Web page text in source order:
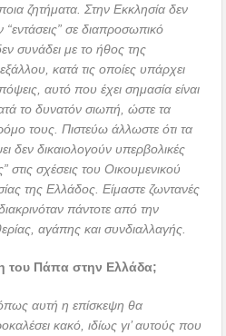
ζητήματα. Στην Εκκλησία δεν
“εντάσεις” σε διαπροσωπικό
συνάδει με το ήθος της
κατά τις οποίες υπάρχει
αυτό που έχει σημασία είναι
το δυνατόν σιωπή, ώστε τα
τους. Πιστεύω άλλωστε ότι τα
δεν δικαιολογούν υπερβολικές
στις σχέσεις του Οικουμενικού
της Ελλάδος. Είμαστε ζωντανές
πάντοτε από την
αγάπης και συνδιαλλαγής.
του Πάπα στην Ελλάδα;
αυτή η επίσκεψη θα
κακό, ιδίως γι’ αυτούς που